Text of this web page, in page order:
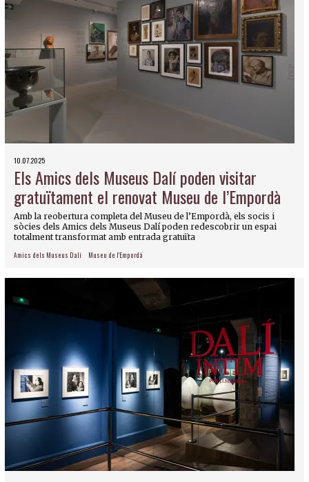
10.07.2025
Els Amics dels Museus Dalí poden visitar
gratuïtament el renovat Museu de l’Empordà
Amb la reobertura completa del Museu de l’Empordà, els socis i
sòcies dels Amics dels Museus Dalí poden redescobrir un espai
totalment transformat amb entrada gratuïta
Amics dels Museus Dalí Museu de l'Empordà